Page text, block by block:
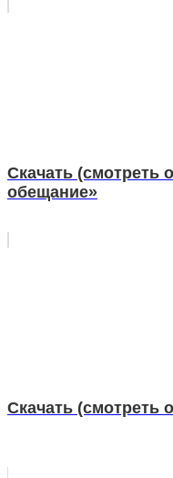
Скачать (смотреть
обещание»
Скачать (смотреть